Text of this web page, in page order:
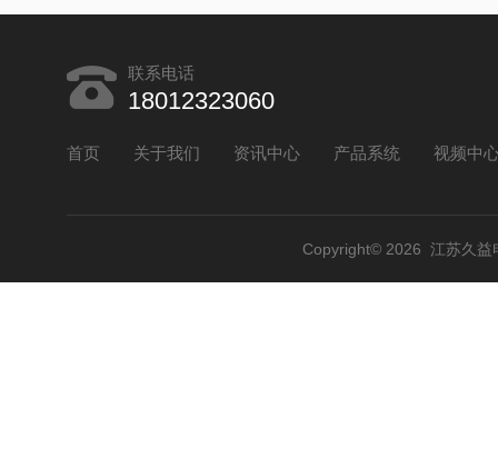
联系电话
18012323060
首页 关于我们 资讯中心 产品系统 视频中
Copyright© 2026 江苏久